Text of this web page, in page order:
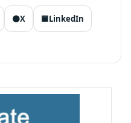
⚫X 🟦LinkedIn